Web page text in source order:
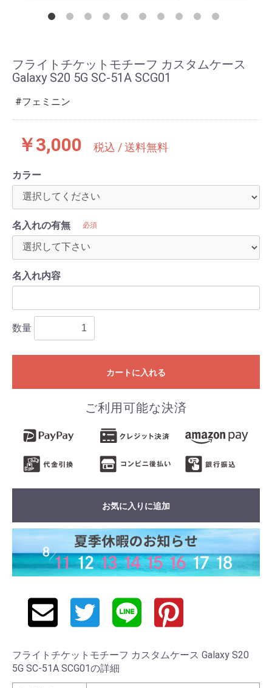
フライトチケットモチーフ カスタムケース
Galaxy S20 5G SC-51A SCG01
フェミニン
￥3,000 税込 / 送料無料
カラー
名入れの有無 必須
名入れ内容
数量
カートに入れる
ご利用可能な決済
お気に入りに追加
フライトチケットモチーフ カスタムケース Galaxy S20
5G SC-51A SCG01の詳細